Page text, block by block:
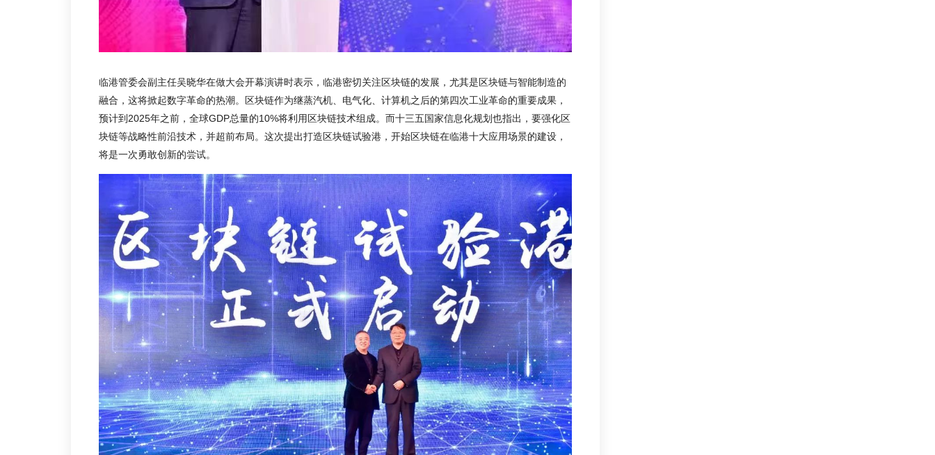
临港管委会副主任吴晓华在做大会开幕演讲时表示，临港密切关注区块链的发展，尤其是区块链与智能制造的
融合，这将掀起数字革命的热潮。区块链作为继蒸汽机、电气化、计算机之后的第四次工业革命的重要成果，
预计到2025年之前，全球GDP总量的10%将利用区块链技术组成。而十三五国家信息化规划也指出，要强化区
块链等战略性前沿技术，并超前布局。这次提出打造区块链试验港，开始区块链在临港十大应用场景的建设，
将是一次勇敢创新的尝试。